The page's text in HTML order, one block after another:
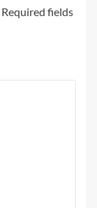
Required fields